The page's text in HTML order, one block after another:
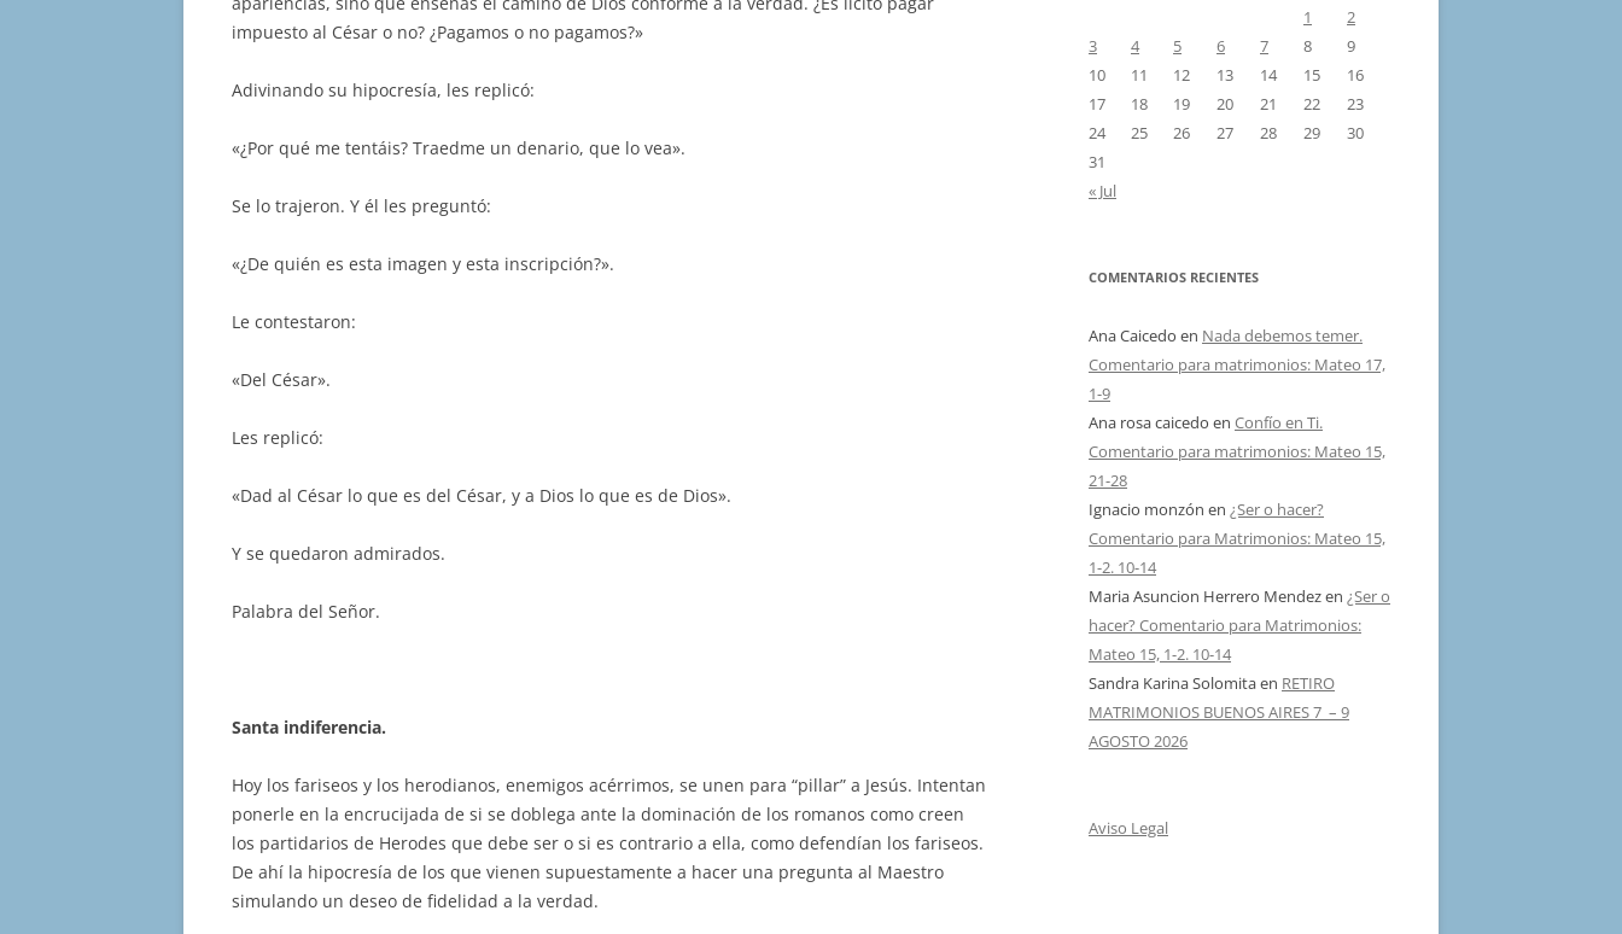
volumen.
impuesto al César o no? ¿Pagamos o no pagamos?»
Adivinando su hipocresía, les replicó:
«¿Por qué me tentáis? Traedme un denario, que lo vea».
Se lo trajeron. Y él les preguntó:
«¿De quién es esta imagen y esta inscripción?».
Le contestaron:
«Del César».
Les replicó:
«Dad al César lo que es del César, y a Dios lo que es de Dios».
Y se quedaron admirados.
Palabra del Señor.
Santa indiferencia.
Hoy los fariseos y los herodianos, enemigos acérrimos, se unen para “pillar” a Jesús. Intentan
ponerle en la encrucijada de si se doblega ante la dominación de los romanos como creen
los partidarios de Herodes que debe ser o si es contrario a ella, como defendían los fariseos.
De ahí la hipocresía de los que vienen supuestamente a hacer una pregunta al Maestro
simulando un deseo de fidelidad a la verdad.
1
2
3
4 5 6 7 8
9
10
11 12 13 14 15
16
17
18 19 20 21 22
23
24
25 26 27 28 29
30
31
« Jul
COMENTARIOS RECIENTES
Ana Caicedo en Nada debemos temer.
Comentario para matrimonios: Mateo 17,
1-9
Ana rosa caicedo en Confío en Ti.
Comentario para matrimonios: Mateo 15,
21-28
Ignacio monzón en ¿Ser o hacer?
Comentario para Matrimonios: Mateo 15,
1-2. 10-14
Maria Asuncion Herrero Mendezen ¿Ser o
hacer? Comentario para Matrimonios:
Mateo 15, 1-2. 10-14
Sandra Karina Solomitaen RETIRO
MATRIMONIOS BUENOS AIRES 7 – 9
AGOSTO 2026
Aviso Legal